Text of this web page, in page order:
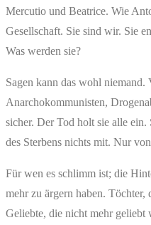
Mercutio und Beatrice. Wie
Gesellschaft. Sie sind wir. Sie
Was werden sie?
Sagen kann das wohl niemand.
Anarchokommunisten,
sicher. Der Tod holt sie alle
des Sterbens nichts mit. Nur
Für wen es schlimm ist; die
mehr zu ärgern haben. Töchter,
Geliebte, die nicht mehr geliebt